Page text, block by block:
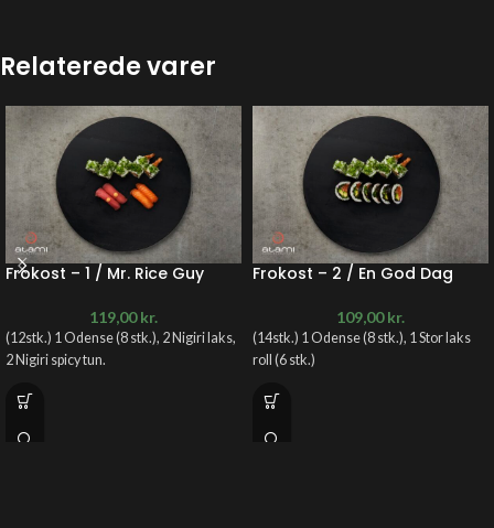
Relaterede varer
Frokost – 1 / Mr. Rice Guy
119,00kr.
(12stk.) 1 Odense (8 stk.), 2 Nigiri laks,
2 Nigiri spicy tun.
Frokost – 2 / En God Dag
109,00kr.
(14stk.) 1 Odense (8 stk.), 1 Stor laks
roll (6 stk.)